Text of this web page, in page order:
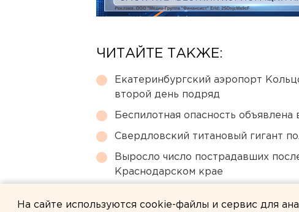
ЧИТАЙТЕ ТАКЖЕ:
Екатеринбургский аэропорт
второй день подряд
Беспилотная опасность объявлена
Свердловский титановый гигант
Выросло число пострадавших
Краснодарском крае
На сайте используются cookie-файлы и сервис для